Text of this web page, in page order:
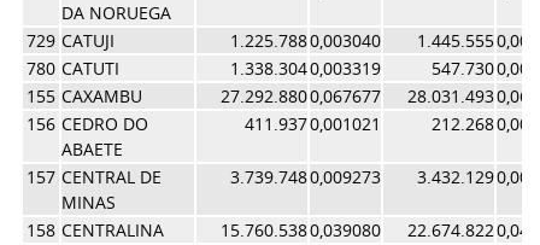
DA NORUEGA
729 CATUJI 1.225.7880,003040 1.445.555
780 CATUTI 1.338.3040,003319 547.730
155 CAXAMBU 27.292.8800,067677 28.031.493
156 CEDRO DO
ABAETE
411.9370,001021 212.268
157 CENTRAL DE
MINAS
3.739.7480,009273 3.432.129
158 CENTRALINA 15.760.5380,039080 22.674.822